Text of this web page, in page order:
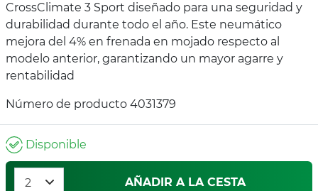
CrossClimate 3 Sport diseñado para una seguridad y
durabilidad durante todo el año. Este neumático
mejora del 4% en frenada en mojado respecto al
modelo anterior, garantizando un mayor agarre y
rentabilidad
Número de producto 4031379
Disponible
AÑADIR A LA CESTA